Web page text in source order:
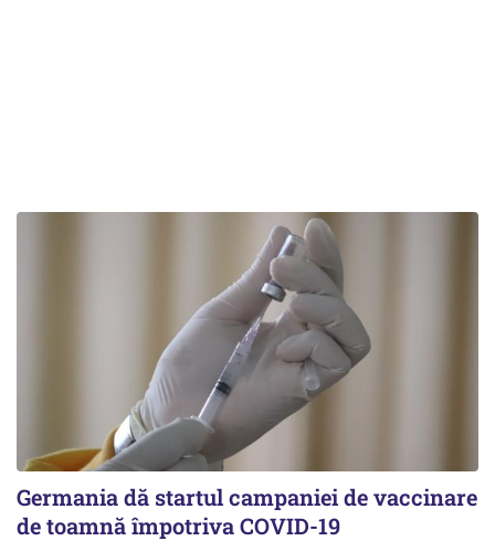
Germania dă startul campaniei de vaccinare
de toamnă împotriva COVID-19